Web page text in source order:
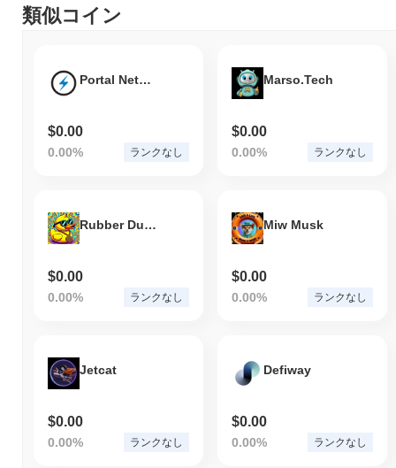
類似コイン
Portal Network
$0.00
0.00% ランクなし
Marso.Tech
$0.00
0.00% ランクなし
Rubber Ducky Cult
$0.00
0.00% ランクなし
Miw Musk
$0.00
0.00% ランクなし
Jetcat
$0.00
0.00% ランクなし
Defiway
$0.00
0.00% ランクなし